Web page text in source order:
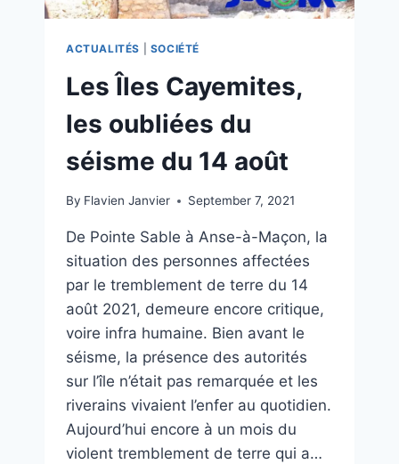
ACTUALITÉS SOCIÉTÉ
Les Îles Cayemites,
les oubliées du
séisme du 14 août
By Flavien Janvier September 7, 2021
De Pointe Sable à Anse-à-Maçon, la
situation des personnes affectées
par le tremblement de terre du 14
août 2021, demeure encore critique,
voire infra humaine. Bien avant le
séisme, la présence des autorités
sur l’île n’était pas remarquée et les
riverains vivaient l’enfer au quotidien.
Aujourd’hui encore à un mois du
violent tremblement de terre qui a…